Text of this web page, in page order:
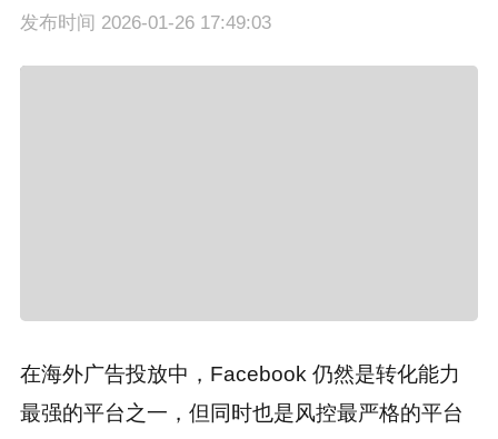
发布时间 2026-01-26 17:49:03
在海外广告投放中，Facebook 仍然是转化能力
最强的平台之一，但同时也是风控最严格的平台